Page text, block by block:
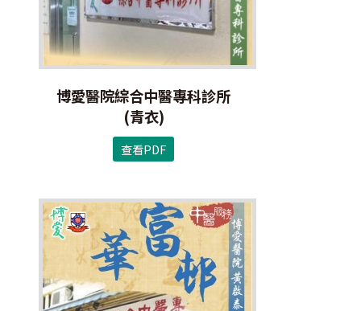
博愛醫院綜合中醫專科診所
(青衣)
查看PDF